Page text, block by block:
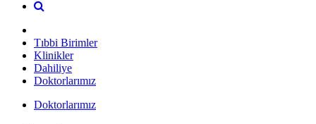
Tıbbi Birimler
Klinikler
Dahiliye
Doktorlarımız
Doktorlarımız